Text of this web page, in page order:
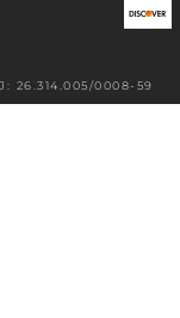
26.314.005/0008-59